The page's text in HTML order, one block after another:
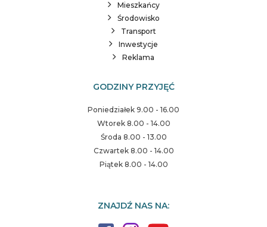
Mieszkańcy
Środowisko
Transport
Inwestycje
Reklama
GODZINY PRZYJĘĆ
Poniedziałek 9.00 - 16.00
Wtorek 8.00 - 14.00
Środa 8.00 - 13.00
Czwartek 8.00 - 14.00
Piątek 8.00 - 14.00
ZNAJDŹ NAS NA: